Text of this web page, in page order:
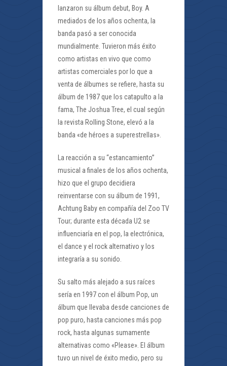
lanzaron su álbum debut, Boy. A
mediados de los años ochenta, la
banda pasó a ser conocida
mundialmente. Tuvieron más éxito
como artistas en vivo que como
artistas comerciales por lo que a
venta de álbumes se refiere, hasta su
álbum de 1987 que los catapulto a la
fama, The Joshua Tree, el cual según
la revista Rolling Stone, elevó a la
banda «de héroes a superestrellas».
La reacción a su “estancamiento”
musical a finales de los años ochenta,
hizo que el grupo decidiera
reinventarse con su álbum de 1991,
Achtung Baby en compañía del Zoo TV
Tour; durante esta década U2 se
influenciaría en el pop, la electrónica,
el dance y el rock alternativo y los
integraría a su sonido.
Su salto más alejado a sus raíces
sería en 1997 con el álbum Pop, un
álbum que llevaba desde canciones de
pop puro, hasta canciones más pop
rock, hasta algunas sumamente
alternativas como «Please». El álbum
tuvo un nivel de éxito medio, pero su